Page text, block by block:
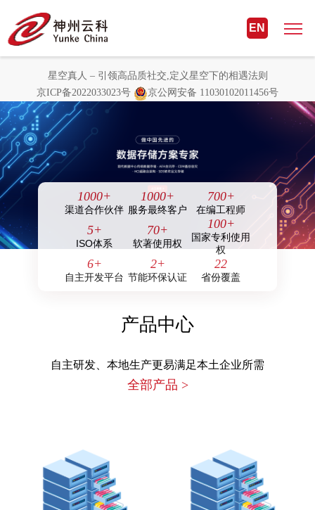
星空真人 – 引领高品质社交,定义星
空下的相遇法则
EN
星空真人 – 引领高品质社交,定义星空下的相遇法则
京ICP备2022033023号
京公网安备 11030102011456号
1000+
渠道合作伙伴
1000+
服务最终客户
700+
在编工程师
5+
ISO体系
70+
软著使用权
100+
国家专利使用
权
6+
自主开发平台
2+
节能环保认证
22
省份覆盖
产品中心
自主研发、本地生产更易满足本土企业所需
全部产品 >